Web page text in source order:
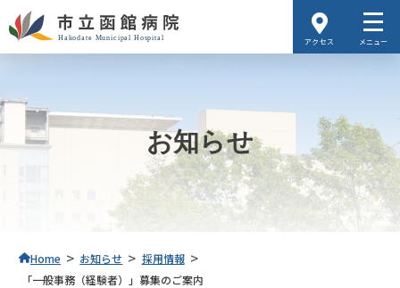
アクセス メニュー
お知らせ
Home > お知らせ > 採用情報 >
「一般事務（経験者）」募集のご案内